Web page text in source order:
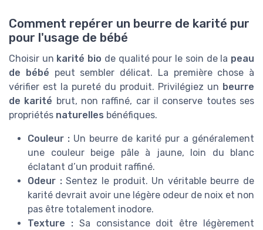
Comment repérer un beurre de karité pur
pour l'usage de bébé
Choisir un karité bio de qualité pour le soin de la peau
de bébé peut sembler délicat. La première chose à
vérifier est la pureté du produit. Privilégiez un beurre
de karité brut, non raffiné, car il conserve toutes ses
propriétés naturelles bénéfiques.
Couleur : Un beurre de karité pur a généralement
une couleur beige pâle à jaune, loin du blanc
éclatant d’un produit raffiné.
Odeur :Sentez le produit. Un véritable beurre de
karité devrait avoir une légère odeur de noix et non
pas être totalement inodore.
Texture : Sa consistance doit être légèrement